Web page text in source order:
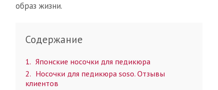
образ жизни.
Содержание
1
Японские носочки для педикюра
2
Носочки для педикюра soso. Отзывы
клиентов